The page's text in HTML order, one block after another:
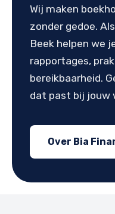
Wij maken
zonder gedoe.
Beek helpen we
rapportages,
bereikbaarheid.
dat past bij jouw
Over Bia